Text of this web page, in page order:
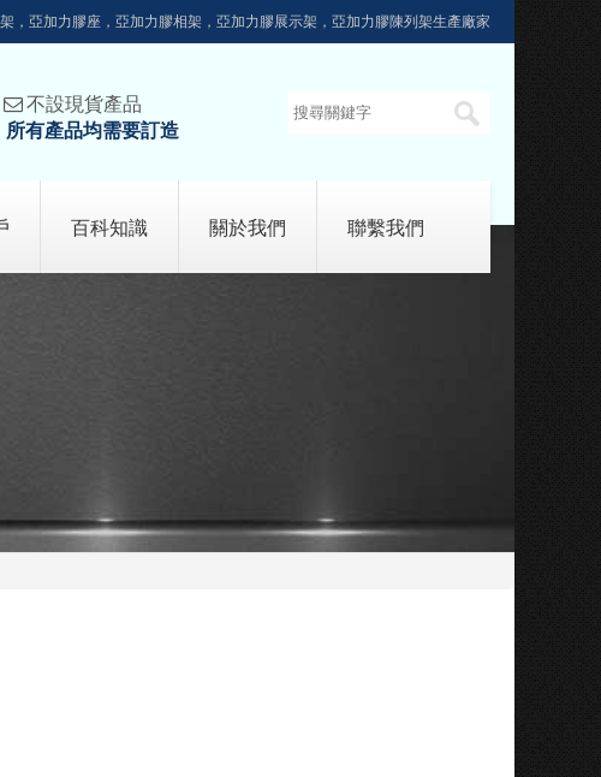
，亞加力膠座，亞加力膠相架，亞加力膠展示架，亞加力膠陳列架生產廠家
 不設現貨產品
所有產品均需要訂造
百科知識 關於我們 聯繫我們